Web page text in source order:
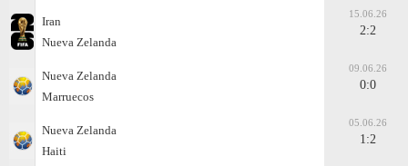
Iran
Nueva Zelanda
15.06.26
2:2
Nueva Zelanda
Marruecos
09.06.26
0:0
Nueva Zelanda
Haiti
05.06.26
1:2